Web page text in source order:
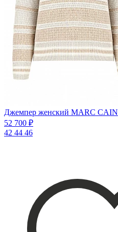
Джемпер женский MARC CAIN
52 700 ₽
42 44 46